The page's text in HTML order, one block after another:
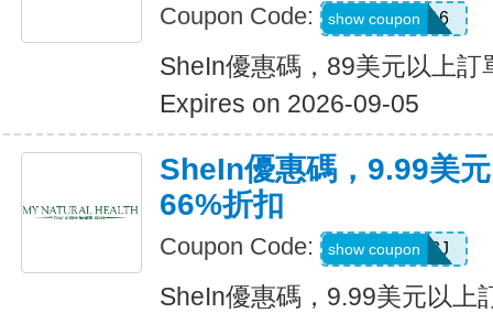
Coupon Code: febnb16
show coupon
SheIn優惠碼，89美元以上訂
Expires on 2026-09-05
SheIn優惠碼，9.99美
66%折扣
Coupon Code: VJTWP3J
show coupon
SheIn優惠碼，9.99美元以上